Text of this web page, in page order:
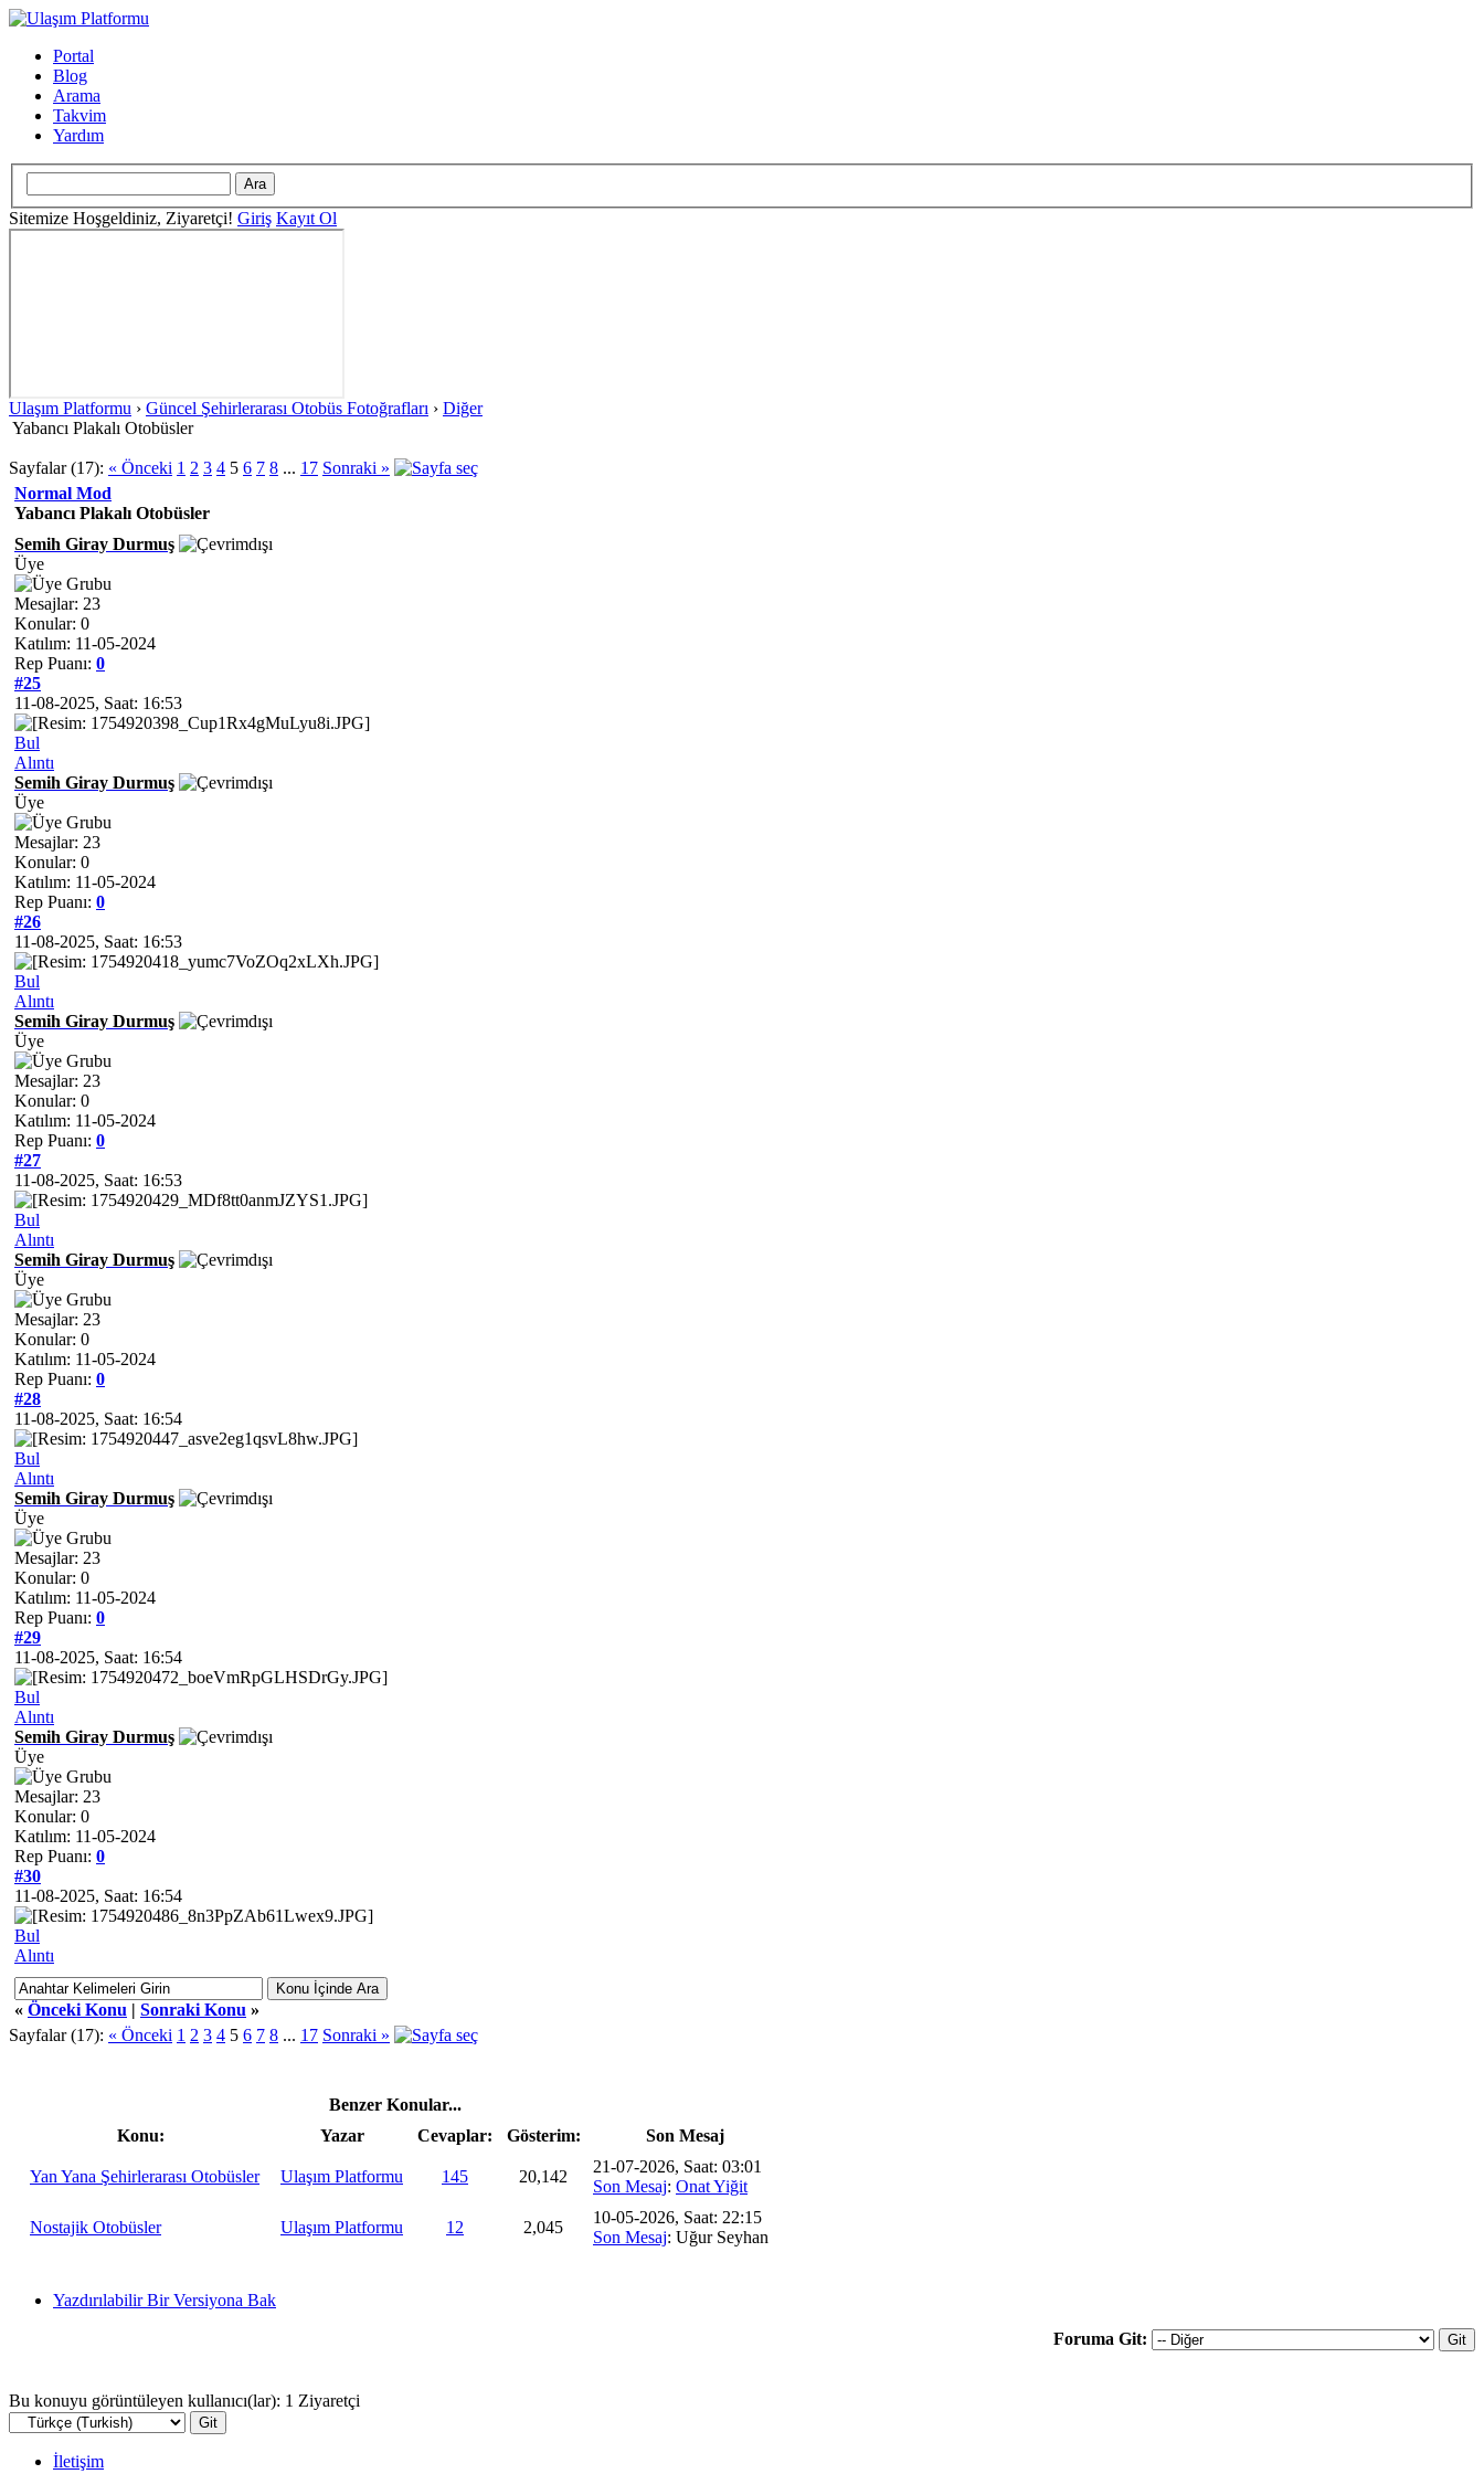
Portal
Blog
Arama
Takvim
Yardım
Sitemize Hoşgeldiniz, Ziyaretçi! Giriş Kayıt Ol
Ulaşım Platformu › Güncel Şehirlerarası Otobüs Fotoğrafları › Diğer
Yabancı Plakalı Otobüsler
Sayfalar (17): « Önceki 1 2 3 4 5 6 7 8 ... 17 Sonraki »
Normal Mod
Yabancı Plakalı Otobüsler
Semih Giray Durmuş
Üye
Mesajlar: 23
Konular: 0
Katılım: 11-05-2024
Rep Puanı: 0
#25
11-08-2025, Saat: 16:53
Bul
Alıntı
Semih Giray Durmuş
Üye
Mesajlar: 23
Konular: 0
Katılım: 11-05-2024
Rep Puanı: 0
#26
11-08-2025, Saat: 16:53
Bul
Alıntı
Semih Giray Durmuş
Üye
Mesajlar: 23
Konular: 0
Katılım: 11-05-2024
Rep Puanı: 0
#27
11-08-2025, Saat: 16:53
Bul
Alıntı
Semih Giray Durmuş
Üye
Mesajlar: 23
Konular: 0
Katılım: 11-05-2024
Rep Puanı: 0
#28
11-08-2025, Saat: 16:54
Bul
Alıntı
Semih Giray Durmuş
Üye
Mesajlar: 23
Konular: 0
Katılım: 11-05-2024
Rep Puanı: 0
#29
11-08-2025, Saat: 16:54
Bul
Alıntı
Semih Giray Durmuş
Üye
Mesajlar: 23
Konular: 0
Katılım: 11-05-2024
Rep Puanı: 0
#30
11-08-2025, Saat: 16:54
Bul
Alıntı
« Önceki Konu | Sonraki Konu »
Sayfalar (17): « Önceki 1 2 3 4 5 6 7 8 ... 17 Sonraki »
Benzer Konular...
Konu:
Yazar Cevaplar: Gösterim: Son Mesaj
Yan Yana Şehirlerarası Otobüsler Ulaşım Platformu 145 20,142
21-07-2026, Saat: 03:01
Son Mesaj: Onat Yiğit
Nostajik Otobüsler Ulaşım Platformu 12 2,045
10-05-2026, Saat: 22:15
Son Mesaj: Uğur Seyhan
Yazdırılabilir Bir Versiyona Bak
Foruma Git:
Bu konuyu görüntüleyen kullanıcı(lar): 1 Ziyaretçi
İletişim